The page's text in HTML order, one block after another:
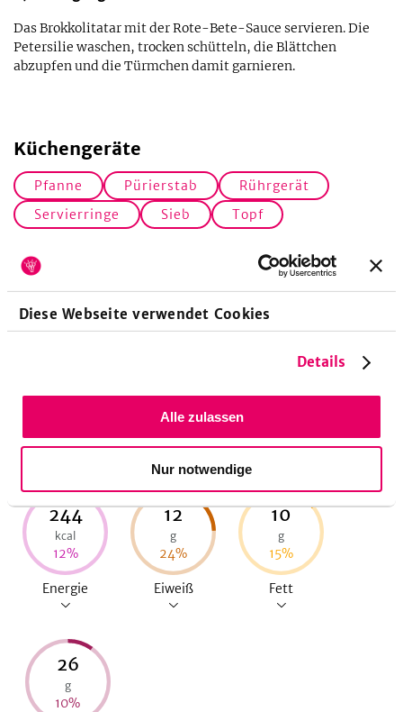
Diese Webseite verwendet Cookies
Details
Alle zulassen
Nur notwendige
Das Brokkolitatar mit der Rote-Bete-Sauce servieren. Die
Petersilie waschen, trocken schütteln, die Blättchen
abzupfen und die Türmchen damit garnieren.
Küchengeräte
Pfanne Pürierstab
Rührgerät
Servierringe
Sieb Topf
Zubereitungsdauer
Nährwerte pro Portion
244
kcal
12%
Energie
12
g
24%
Eiweiß
10
g
15%
Fett
26
g
10%